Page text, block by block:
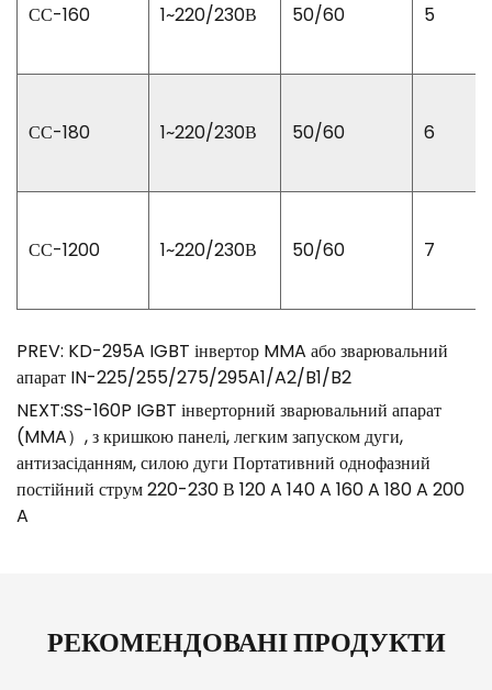
СС-160 1~220/230В 50/60 5
СС-180 1~220/230В 50/60 6
СС-1200 1~220/230В 50/60 7
PREV: KD-295A IGBT інвертор MMA або зварювальний
апарат IN-225/255/275/295A1/A2/B1/B2
NEXT:SS-160P IGBT інверторний зварювальний апарат
(MMA）, з кришкою панелі, легким запуском дуги,
антизасіданням, силою дуги Портативний однофазний
постійний струм 220-230 В 120 A 140 A 160 A 180 A 200
A
РЕКОМЕНДОВАНІ ПРОДУКТИ